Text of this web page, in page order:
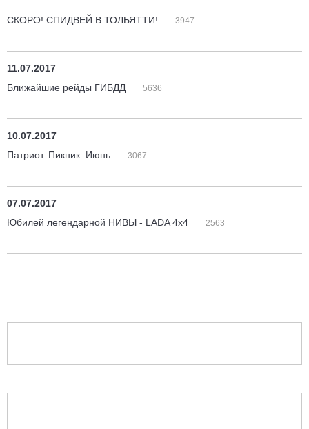
СКОРО! СПИДВЕЙ В ТОЛЬЯТТИ! 3947
11.07.2017
Ближайшие рейды ГИБДД
5636
10.07.2017
Патриот. Пикник. Июнь
3067
07.07.2017
Юбилей легендарной НИВЫ - LADA 4х4
2563